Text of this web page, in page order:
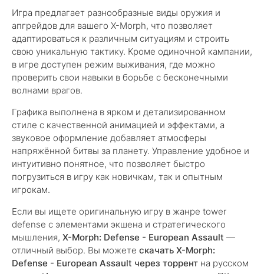
Игра предлагает разнообразные виды оружия и
апгрейдов для вашего X-Morph, что позволяет
адаптироваться к различным ситуациям и строить
свою уникальную тактику. Кроме одиночной кампании,
в игре доступен режим выживания, где можно
проверить свои навыки в борьбе с бесконечными
волнами врагов.
Графика выполнена в ярком и детализированном
стиле с качественной анимацией и эффектами, а
звуковое оформление добавляет атмосферы
напряжённой битвы за планету. Управление удобное и
интуитивно понятное, что позволяет быстро
погрузиться в игру как новичкам, так и опытным
игрокам.
Если вы ищете оригинальную игру в жанре tower
defense с элементами экшена и стратегического
мышления, X-Morph: Defense - European Assault —
отличный выбор. Вы можете скачать X-Morph:
Defense - European Assault через торрент на русском